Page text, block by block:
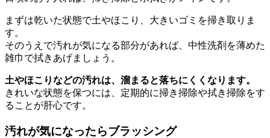
まずは乾いた状態で土やほこり、大きいゴミを掃き取りま
す。
そのうえで汚れが気になる部分があれば、中性洗剤を薄めた
雑巾で拭きあげましょう。
土やほこりなどの汚れは、溜まると落ちにくくなります。
きれいな状態を保つには、定期的に掃き掃除や拭き掃除をす
ることが肝心です。
汚れが気になったらブラッシング